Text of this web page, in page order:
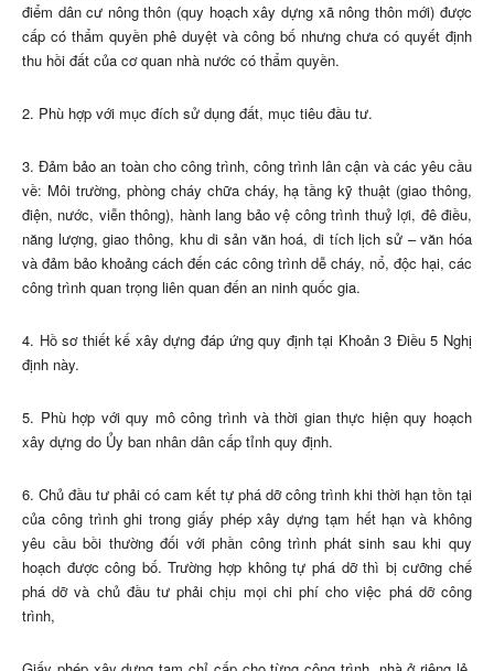
điểm dân cư nông thôn (quy hoạch xây dựng xã nông thôn mới) được
cấp có thẩm quyền phê duyệt và công bố nhưng chưa có quyết định
thu hồi đất của cơ quan nhà nước có thẩm quyền.
2. Phù hợp với mục đích sử dụng đất, mục tiêu đầu tư.
3. Đảm bảo an toàn cho công trình, công trình lân cận và các yêu cầu
về: Môi trường, phòng cháy chữa cháy, hạ tầng kỹ thuật (giao thông,
điện, nước, viễn thông), hành lang bảo vệ công trình thuỷ lợi, đê điều,
năng lượng, giao thông, khu di sản văn hoá, di tích lịch sử – văn hóa
và đảm bảo khoảng cách đến các công trình dễ cháy, nổ, độc hại, các
công trình quan trọng liên quan đến an ninh quốc gia.
4. Hồ sơ thiết kế xây dựng đáp ứng quy định tại Khoản 3 Điều 5 Nghị
định này.
5. Phù hợp với quy mô công trình và thời gian thực hiện quy hoạch
xây dựng do Ủy ban nhân dân cấp tỉnh quy định.
6. Chủ đầu tư phải có cam kết tự phá dỡ công trình khi thời hạn tồn tại
của công trình ghi trong giấy phép xây dựng tạm hết hạn và không
yêu cầu bồi thường đối với phần công trình phát sinh sau khi quy
hoạch được công bố. Trường hợp không tự phá dỡ thì bị cưỡng chế
phá dỡ và chủ đầu tư phải chịu mọi chi phí cho việc phá dỡ công
trình,